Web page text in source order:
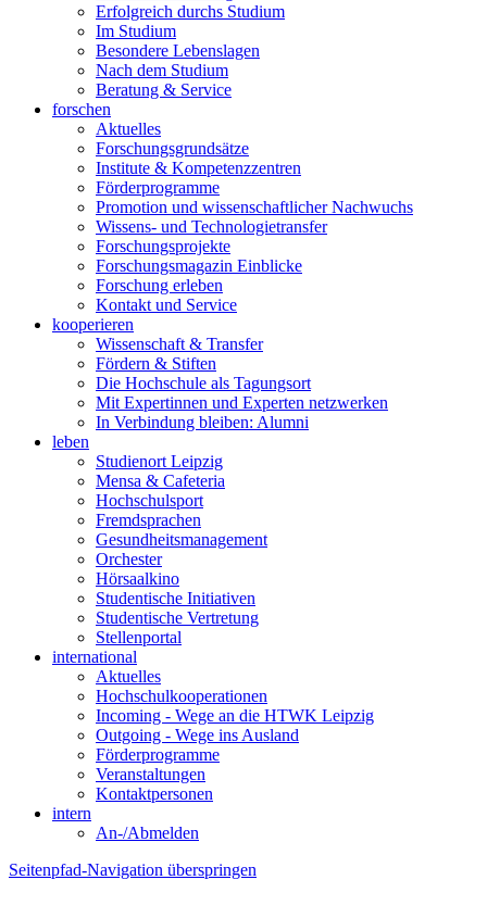
Erfolgreich durchs Studium
Im Studium
Besondere Lebenslagen
Nach dem Studium
Beratung & Service
forschen
Aktuelles
Forschungsgrundsätze
Institute & Kompetenzzentren
Förderprogramme
Promotion und wissenschaftlicher Nachwuchs
Wissens- und Technologietransfer
Forschungsprojekte
Forschungsmagazin Einblicke
Forschung erleben
Kontakt und Service
kooperieren
Wissenschaft & Transfer
Fördern & Stiften
Die Hochschule als Tagungsort
Mit Expertinnen und Experten netzwerken
In Verbindung bleiben: Alumni
leben
Studienort Leipzig
Mensa & Cafeteria
Hochschulsport
Fremdsprachen
Gesundheitsmanagement
Orchester
Hörsaalkino
Studentische Initiativen
Studentische Vertretung
Stellenportal
international
Aktuelles
Hochschulkooperationen
Incoming - Wege an die HTWK Leipzig
Outgoing - Wege ins Ausland
Förderprogramme
Veranstaltungen
Kontaktpersonen
intern
An-/Abmelden
Seitenpfad-Navigation überspringen